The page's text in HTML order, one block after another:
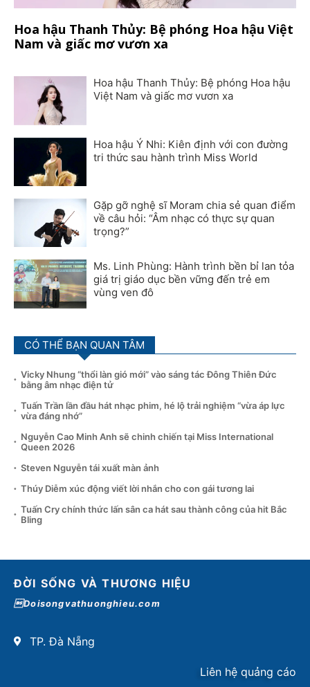
Hoa hậu Thanh Thủy: Bệ phóng Hoa hậu Việt
Nam và giấc mơ vươn xa
Hoa hậu Thanh Thủy: Bệ phóng Hoa hậu
Việt Nam và giấc mơ vươn xa
Hoa hậu Ý Nhi: Kiên định với con đường
tri thức sau hành trình Miss World
Gặp gỡ nghệ sĩ Moram chia sẻ quan điểm
về câu hỏi: “Âm nhạc có thực sự quan
trọng?”
Ms. Linh Phùng: Hành trình bền bỉ lan tỏa
giá trị giáo dục bền vững đến trẻ em
vùng ven đô
CÓ THỂ BẠN QUAN TÂM
Vicky Nhung “thổi làn gió mới” vào sáng tác Đông Thiên Đức
bằng âm nhạc điện tử
Tuấn Trần lần đầu hát nhạc phim, hé lộ trải nghiệm “vừa áp lực
vừa đáng nhớ”
Nguyễn Cao Minh Anh sẽ chinh chiến tại Miss International
Queen 2026
Steven Nguyễn tái xuất màn ảnh
Thúy Diễm xúc động viết lời nhắn cho con gái tương lai
Tuấn Cry chính thức lấn sân ca hát sau thành công của hit Bắc
Bling
ĐỜI SỐNG VÀ THƯƠNG HIỆU
Doisongvathuonghieu.com
TP. Đà Nẵng
Liên hệ quảng cáo